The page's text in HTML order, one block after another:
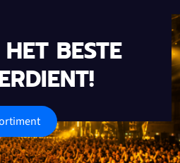
BESTE